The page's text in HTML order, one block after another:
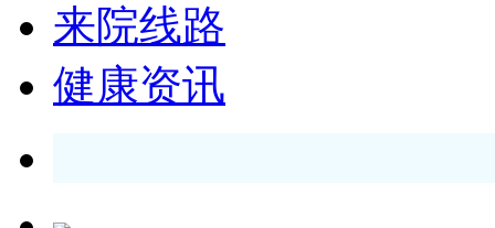
来院线路
健康资讯